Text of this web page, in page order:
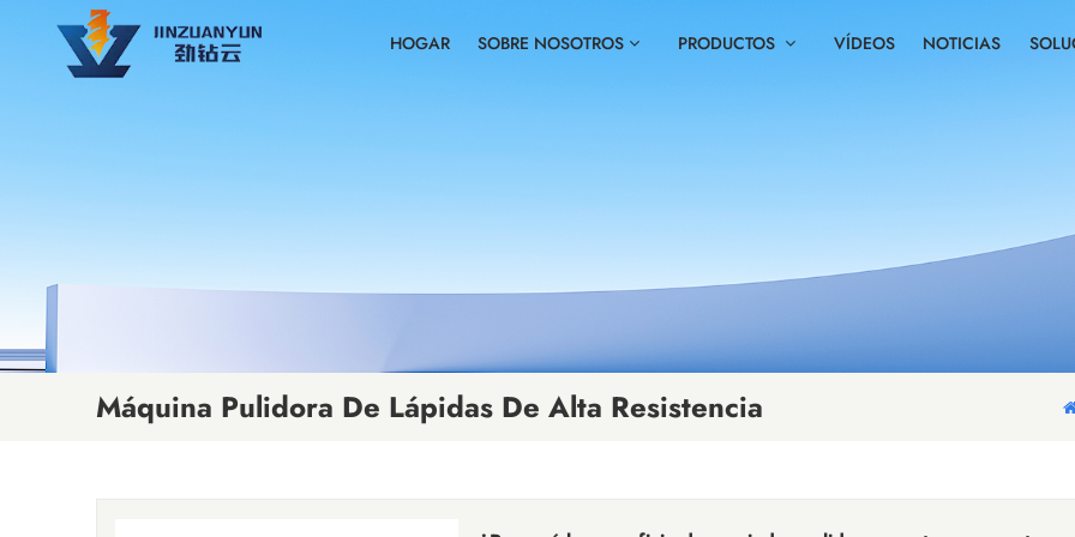
HOGAR SOBRE NOSOTROS PRODUCTOS VÍDEOS NOTICIAS
Máquina Pulidora De Lápidas De Alta Resistencia